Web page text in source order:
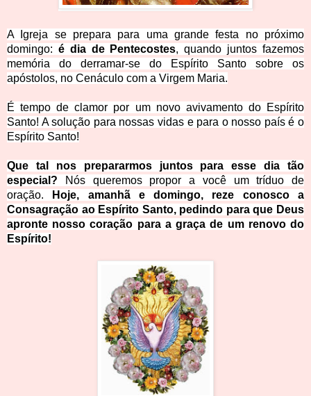
A Igreja se prepara para uma grande festa no próximo
domingo: é dia de Pentecostes, quando juntos fazemos
memória do derramar-se do Espírito Santo sobre os
apóstolos, no Cenáculo com a Virgem Maria.
É tempo de clamor por um novo avivamento do Espírito
Santo! A solução para nossas vidas e para o nosso país é o
Espírito Santo!
Que tal nos prepararmos juntos para esse dia tão
especial? Nós queremos propor a você um tríduo de
oração.
Hoje, amanhã e domingo, reze conosco a
Consagração ao Espírito Santo, pedindo para que Deus
apronte nosso coração para a graça de um renovo do
Espírito!